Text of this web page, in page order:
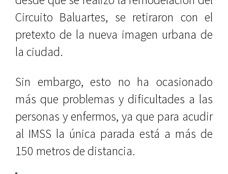
Circuito Baluartes, se retiraron con el
pretexto de la nueva imagen urbana de
la ciudad.
Sin embargo, esto no ha ocasionado
más que problemas y dificultades a las
personas y enfermos, ya que para acudir
al IMSS la única parada está a más de
150 metros de distancia.